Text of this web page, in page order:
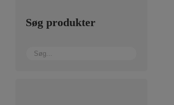
Søg produkter